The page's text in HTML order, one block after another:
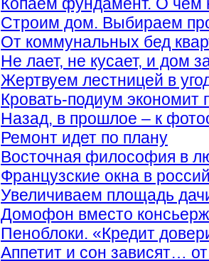
Строим дом. Выбираем
От коммунальных бед
Не лает, не кусает, и дом
Жертвуем лестницей в
Кровать-подиум экономит
Назад, в прошлое – к
Ремонт идет по плану
Восточная философия в
Французские окна в
Увеличиваем площадь
Домофон вместо
Пеноблоки. «Кредит
Аппетит и сон зависят…